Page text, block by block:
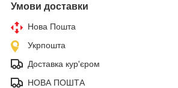
Умови доставки
Нова Пошта
Укрпошта
Доставка кур'єром
НОВА ПОШТА